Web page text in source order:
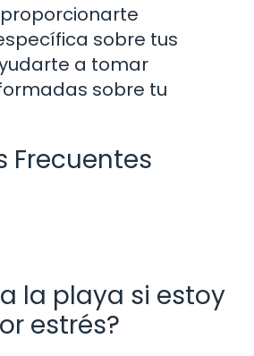
sobre tus
a tomar
sobre tu
Frecuentes
la playa si estoy
estrés?